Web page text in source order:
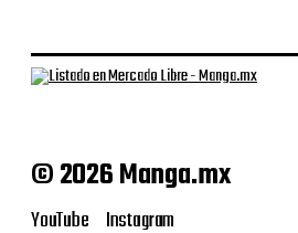
© 2026 Manga.mx
YouTube Instagram